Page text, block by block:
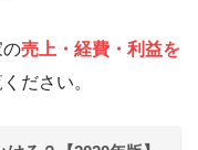
の売上・経費・利益を
ださい。